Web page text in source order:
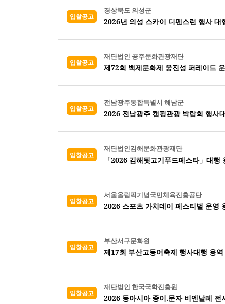
입찰공고
경상북도 의성군
2026년 의성 스카이 디펜스런 행사
입찰공고
재단법인 공주문화관광재단
제72회 백제문화제 웅진성 퍼레이드
입찰공고
전남광주통합특별시 해남군
2026 전남광주 캠핑관광 박람회 행사
입찰공고
재단법인김해문화관광재단
「2026 김해뒷고기푸드페스타」대행
입찰공고
서울올림픽기념국민체육진흥공단
2026 스포츠 가치데이 페스티벌 운영
입찰공고
부산서구문화원
제17회 부산고등어축제 행사대행 용
입찰공고
재단법인 한국국학진흥원
2026 동아시아 종이.문자 비엔날레 전